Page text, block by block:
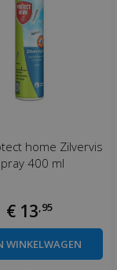
home Zilvervis
400 ml
€ 13,95
WINKELWAGEN